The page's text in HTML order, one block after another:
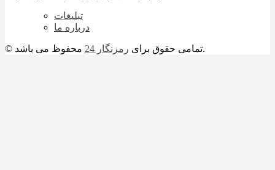
تبلیغات
درباره ما
© تمامی حقوق برای رمزنگار 24 محفوظ می باشد.